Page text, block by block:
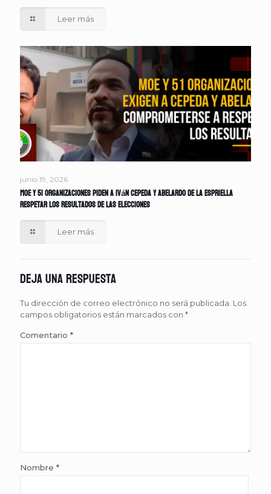
Leer más
junio 19, 2026
MOE y 51 organizaciones piden a Iván Cepeda y Abelardo de la Espriella
respetar los resultados de las elecciones
Leer más
Deja una respuesta
Tu dirección de correo electrónico no será publicada. Los
campos obligatorios están marcados con *
Comentario *
Nombre *